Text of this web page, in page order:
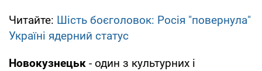
Читайте: Шість боєголовок: Росія "повернула"
Україні ядерний статус
Новокузнецьк - один з культурних і